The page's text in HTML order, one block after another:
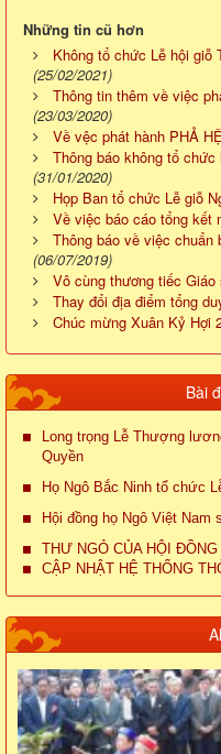
Những tin cũ hơn
Không tổ chức Lễ hội giỗ
(25/02/2021)
Thông tin thêm về việc
(23/03/2020)
Về vệc phát hành PHẢ
Thông báo không tổ
(31/01/2020)
Họp Ban tổ chức Lễ giỗ
Về việc báo cáo tổng kết
Thông báo về việc chuẩn
(06/07/2019)
Vô cùng thương tiếc
Thay đổi địa điểm tổng
Chúc mừng Xuân Kỷ Hợi
Bài
Long trọng Lễ Thượng
Quyền
Họ Ngô Bắc Ninh tổ chức
Hội đồng họ Ngô Việt Nam
THƯ NGỎ CỦA HỘI
CẬP NHẬT HỆ THỐNG